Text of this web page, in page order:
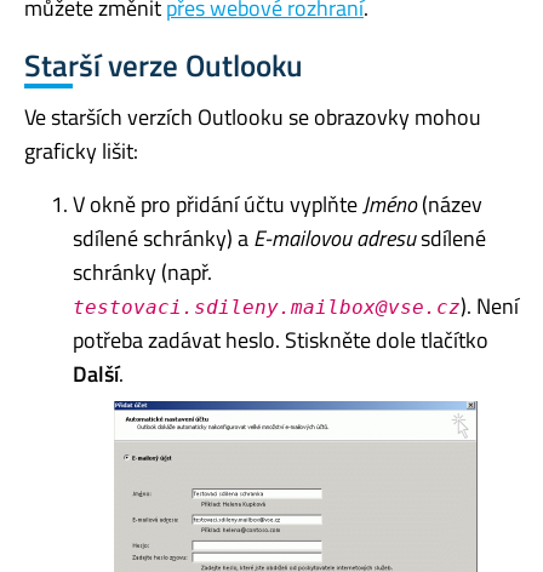
můžete změnitpřes webové rozhraní.
Starší verze Outlooku
Ve starších verzích Outlooku se obrazovky mohou
graficky lišit:
V okně pro přidání účtu vyplňteJméno(název
sdílené schránky) aE-mailovou adresusdílené
schránky (např.
testovaci.sdileny.mailbox@vse.cz). Není
potřeba zadávat heslo. Stiskněte dole tlačítko
Další.